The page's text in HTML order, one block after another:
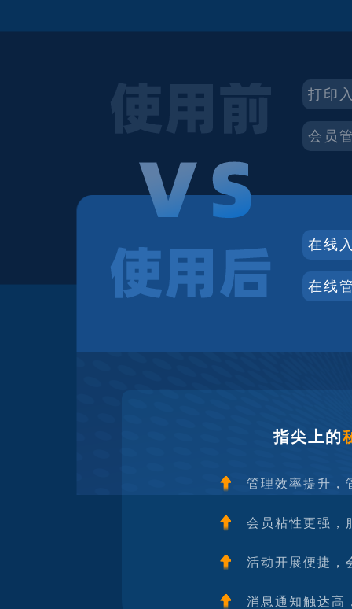
打印
会员
在线
在线
指尖上的
管理效率提升，
会员粘性更强，
活动开展便捷，
消息通知触达高